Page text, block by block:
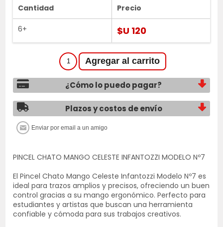
Cantidad
6+
Precio
$U 120
¿Cómo lo puedo pagar?
Plazos y costos de envío
PINCEL CHATO MANGO CELESTE INFANTOZZI MODELO Nº7
El Pincel Chato Mango Celeste Infantozzi Modelo Nº7 es
ideal para trazos amplios y precisos, ofreciendo un buen
control gracias a su mango ergonómico. Perfecto para
estudiantes y artistas que buscan una herramienta
confiable y cómoda para sus trabajos creativos.